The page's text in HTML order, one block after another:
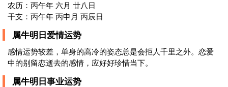
农历：丙午年 六月 廿八日
干支：丙午年 丙申月 丙辰日
属牛明日爱情运势
感情运势较差，单身的高冷的姿态总是会拒人千里之外。恋爱
中的别留恋逝去的感情，应好好珍惜当下。
属牛明日事业运势